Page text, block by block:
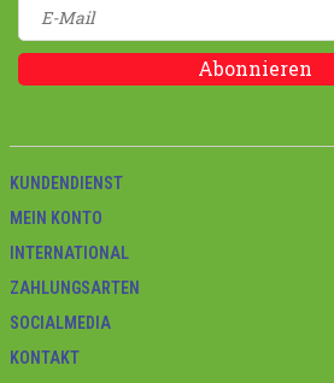
Abonnieren
KUNDENDIENST
MEIN KONTO
INTERNATIONAL
ZAHLUNGSARTEN
SOCIALMEDIA
KONTAKT